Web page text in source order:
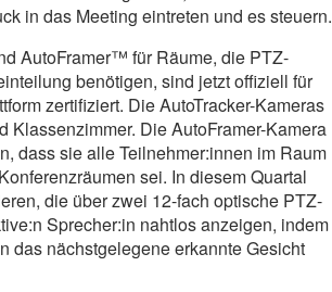
in das Meeting eintreten und es steuern.
AutoFramer™ für Räume, die PTZ-
benötigen, sind jetzt offiziell für
zertifiziert. Die AutoTracker-Kameras
Klassenzimmer. Die AutoFramer-Kamera
dass sie alle Teilnehmer:innen im Raum
sei. In diesem Quartal
die über zwei 12-fach optische PTZ-
Sprecher:in nahtlos anzeigen, indem
das nächstgelegene erkannte Gesicht